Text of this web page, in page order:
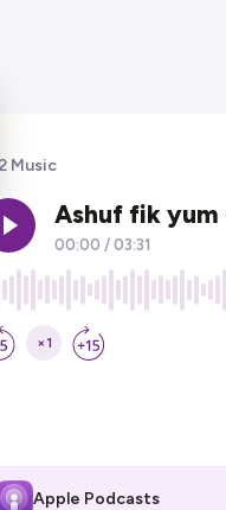
Music
Apple Podcasts